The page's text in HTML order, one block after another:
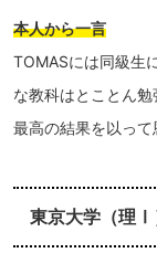
本人から一言
TOMASには同級生
な教科はとことん勉
最高の結果を以って
東京大学（理Ⅰ